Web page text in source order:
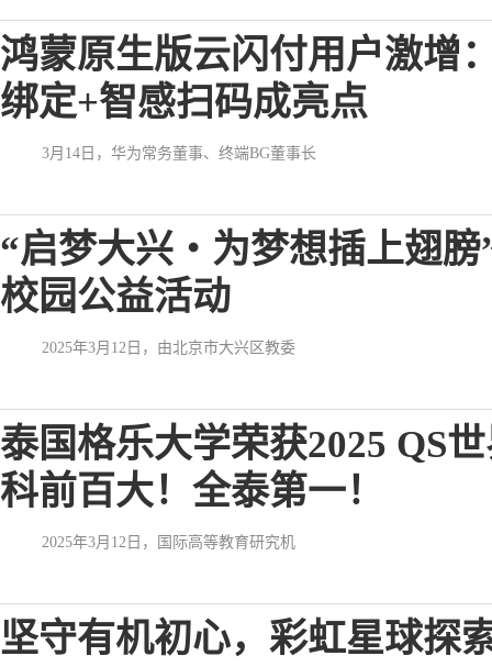
鸿蒙原生版云闪付用户激增
绑定+智感扫码成亮点
3月14日，华为常务董事、终端BG董事长
“启梦大兴・为梦想插上翅
校园公益活动
2025年3月12日，由北京市大兴区教委
泰国格乐大学荣获2025 QS
科前百大！全泰第一！
2025年3月12日，国际高等教育研究机
坚守有机初心，彩虹星球探